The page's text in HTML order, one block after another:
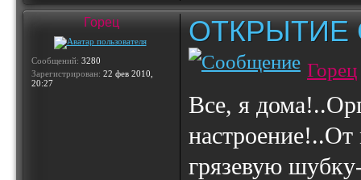
Горец
Сообщений: 3280
Зарегистрирован: 22 фев 2010,
20:27
ОТКРЫТИЕ
Горец
Все, я
грязевую